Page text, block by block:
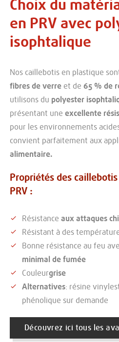
Choix du
en PRV avec
isophtalique
Nos caillebotis en plastique
fibres de verre et de 65 % de
utilisons du polyester
présentant une excellente
pour les environnements
convient parfaitement aux
alimentaire.
Propriétés des
PRV :
Résistance aux attaques
Résistant à des
Bonne résistance au feu
minimal de fumée
Couleurgrise
Alternatives: résine
phénolique sur demande
Découvrez ici tous les